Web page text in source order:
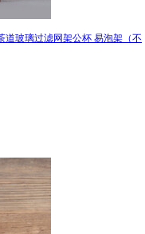
道玻璃过滤网架公杯 易泡架（不